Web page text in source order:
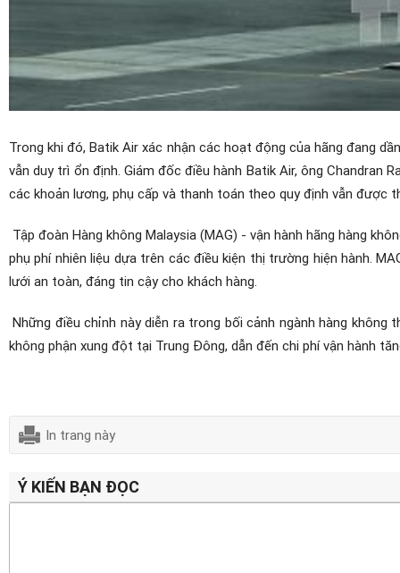
Trong khi đó, Batik Air xác nhận các hoạt động của hãng đang
vẫn duy trì ổn định. Giám đốc điều hành Batik Air, ông Chandran
các khoản lương, phụ cấp và thanh toán theo quy định vẫn được
Tập đoàn Hàng không Malaysia (MAG) - vận hành hãng hàng
phụ phí nhiên liệu dựa trên các điều kiện thị trường hiện hành.
lưới an toàn, đáng tin cậy cho khách hàng.
Những điều chỉnh này diễn ra trong bối cảnh ngành hàng
không phận xung đột tại Trung Đông, dẫn đến chi phí vận hành
In trang này
Ý KIẾN BẠN ĐỌC